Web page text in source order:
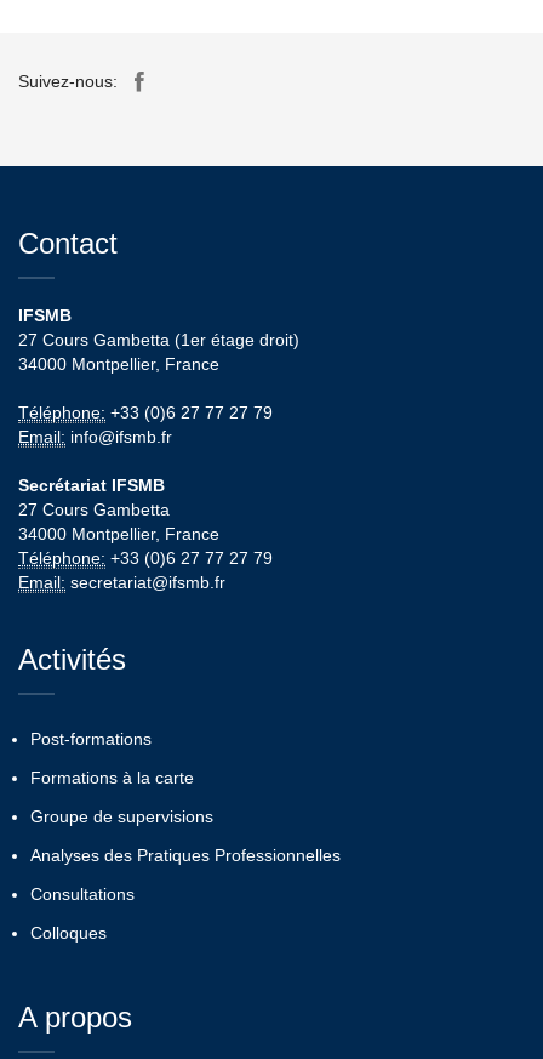
Suivez-nous:
Contact
IFSMB
27 Cours Gambetta (1er étage droit)
34000 Montpellier, France
Téléphone: +33 (0)6 27 77 27 79
Email: info@ifsmb.fr
Secrétariat IFSMB
27 Cours Gambetta
34000 Montpellier, France
Téléphone: +33 (0)6 27 77 27 79
Email: secretariat@ifsmb.fr
Activités
Post-formations
Formations à la carte
Groupe de supervisions
Analyses des Pratiques Professionnelles
Consultations
Colloques
A propos